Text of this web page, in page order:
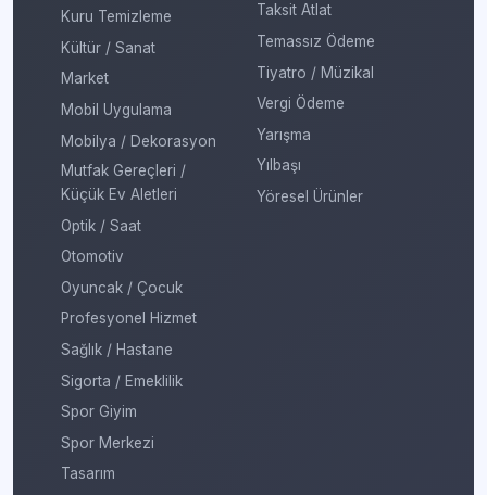
Kuru Temizleme
Kültür / Sanat
Market
Mobil Uygulama
Mobilya / Dekorasyon
Mutfak Gereçleri /
Küçük Ev Aletleri
Optik / Saat
Otomotiv
Oyuncak / Çocuk
Profesyonel Hizmet
Sağlık / Hastane
Sigorta / Emeklilik
Spor Giyim
Spor Merkezi
Tasarım
Taksit Atlat
Temassız Ödeme
Tiyatro / Müzikal
Vergi Ödeme
Yarışma
Yılbaşı
Yöresel Ürünler